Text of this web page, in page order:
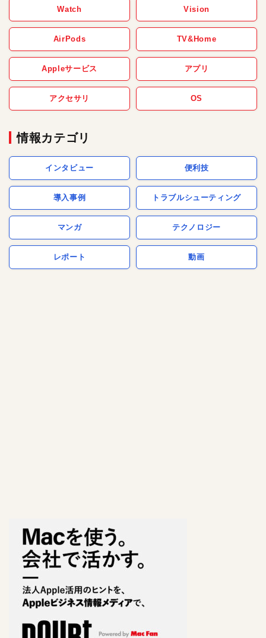
Watch Vision
AirPods TV&Home
Appleサービス アプリ
アクセサリ OS
情報カテゴリ
インタビュー 便利技
導入事例 トラブルシューティング
マンガ テクノロジー
レポート 動画